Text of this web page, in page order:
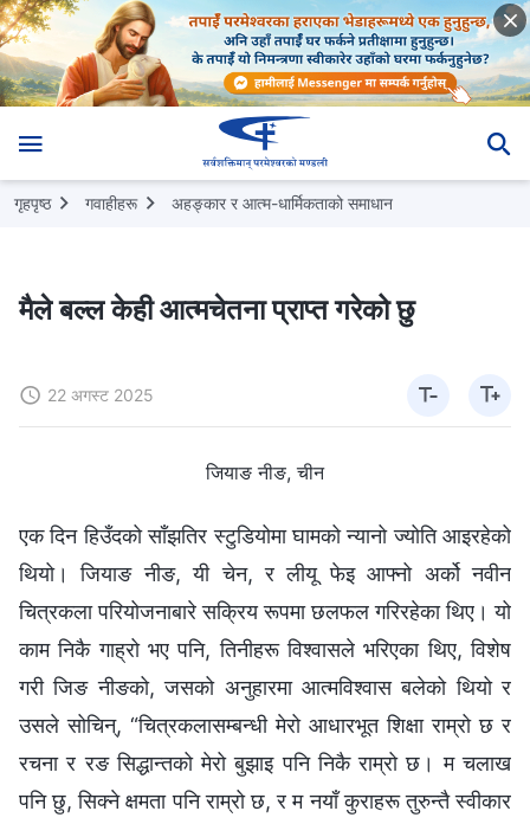
गृहपृष्ठ गवाहीहरू अहङ्कार र आत्म-धार्मिकताको समाधान
मैले बल्ल केही आत्मचेतना प्राप्त गरेको छु
22 अगस्ट 2025
जियाङ नीङ, चीन
एक दिन हिउँदको साँझतिर स्टुडियोमा घामको न्यानो ज्योति आइरहेको
थियो। जियाङ नीङ, यी चेन, र लीयू फेइ आफ्नो अर्को नवीन
चित्रकला परियोजनाबारे सक्रिय रूपमा छलफल गरिरहेका थिए। यो
काम निकै गाह्रो भए पनि, तिनीहरू विश्‍वासले भरिएका थिए, विशेष
गरी जिङ नीङको, जसको अनुहारमा आत्मविश्‍वास बलेको थियो र
उसले सोचिन्, “चित्रकलासम्बन्धी मेरो आधारभूत शिक्षा राम्रो छ र
रचना र रङ सिद्धान्तको मेरो बुझाइ पनि निकै राम्रो छ। म चलाख
पनि छु, सिक्‍ने क्षमता पनि राम्रो छ, र म नयाँ कुराहरू तुरुन्तै स्वीकार